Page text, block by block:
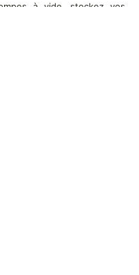
à vide, stockez vos